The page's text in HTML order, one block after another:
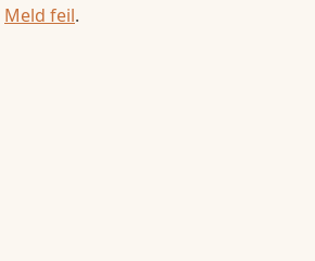
Meld feil.